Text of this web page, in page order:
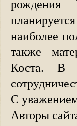
рождения
наиболее
также
Коста. В
С
Авторы